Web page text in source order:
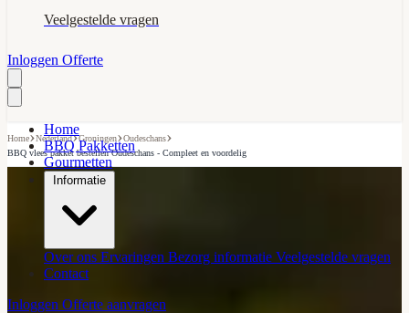
Veelgestelde vragen
Inloggen Offerte
Home
BBQ Pakketten
Gourmetten
Informatie
Over ons Ervaringen Bezorg informatie Veelgestelde vragen
Contact
Inloggen Offerte aanvragen
Home›Nederland›Groningen›Oudeschans›
BBQ vlees pakket bestellen Oudeschans - Compleet en voordelig